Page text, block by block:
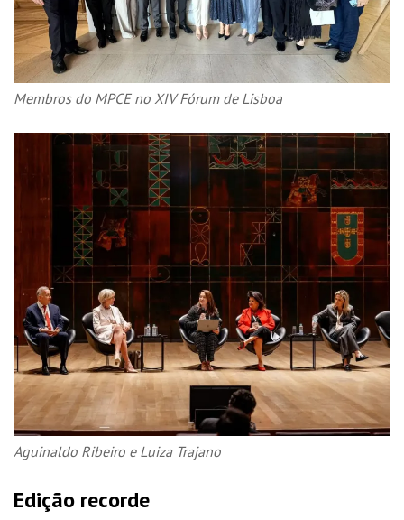
Membros do MPCE no XIV Fórum de Lisboa
Aguinaldo Ribeiro e Luiza Trajano
Edição recorde